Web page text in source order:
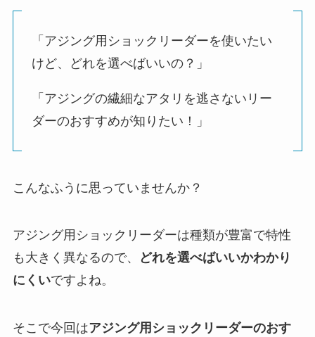
「アジング用ショックリーダーを使いたい
けど、どれを選べばいいの？」
「アジングの繊細なアタリを逃さないリー
ダーのおすすめが知りたい！」
こんなふうに思っていませんか？
アジング用ショックリーダーは種類が豊富で特性
も大きく異なるので、
どれを選べばいいかわかり
にくいですよね。
そこで今回はアジング用ショックリーダーのおす